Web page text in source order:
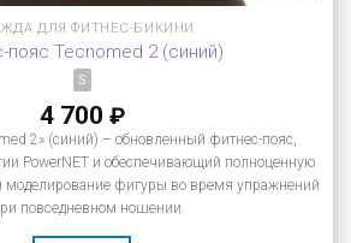
ДЛЯ ФИТНЕС-БИКИНИ
пояс Tecnomed 2 (синий)
S
4 700 ₽
2» (синий) – обновленный фитнес-пояс,
PowerNET и обеспечивающий полноценную
моделирование фигуры во время упражнений
повседневном ношении.